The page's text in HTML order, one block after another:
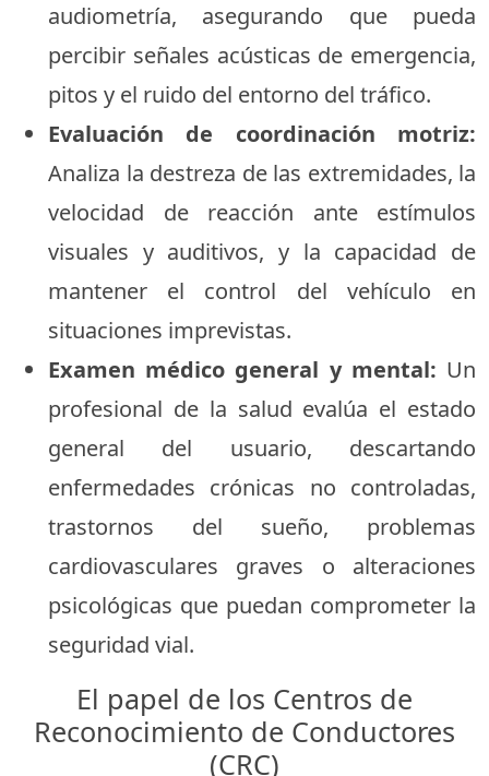
audiometría, asegurando que pueda
percibir señales acústicas de emergencia,
pitos y el ruido del entorno del tráfico.
Evaluación de coordinación motriz:
Analiza la destreza de las extremidades, la
velocidad de reacción ante estímulos
visuales y auditivos, y la capacidad de
mantener el control del vehículo en
situaciones imprevistas.
Examen médico general y mental: Un
profesional de la salud evalúa el estado
general del usuario, descartando
enfermedades crónicas no controladas,
trastornos del sueño, problemas
cardiovasculares graves o alteraciones
psicológicas que puedan comprometer la
seguridad vial.
El papel de los Centros de
Reconocimiento de Conductores
(CRC)